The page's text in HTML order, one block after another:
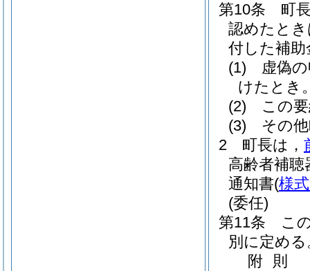
第10条
町
認めたと
付した補
(1)
虚偽
けたとき
(2)
この
(3)
その
2
町長は，
高齢者補
通知書(様
(委任)
第11条
こ
別に定める
附 則